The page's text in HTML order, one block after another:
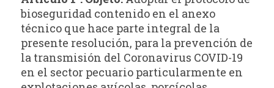
bioseguridad contenido en el anexo
técnico que hace parte integral de la
presente resolución, para la prevención de
la transmisión del Coronavirus COVID-19
en el sector pecuario particularmente en